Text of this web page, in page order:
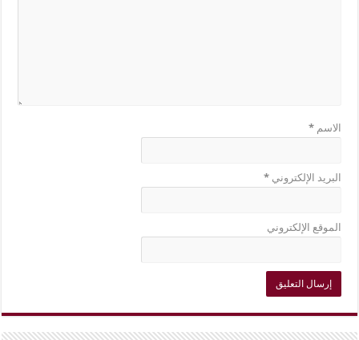
الاسم*
البريد الإلكتروني*
الموقع الإلكتروني